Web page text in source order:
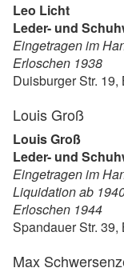
Leo Licht
Leder- und
Eingetragen im
Erloschen 1938
Duisburger Str. 19,
Louis Groß
Louis Groß
Leder- und
Eingetragen im
Liquidation ab
Erloschen 1944
Spandauer Str. 39,
Max